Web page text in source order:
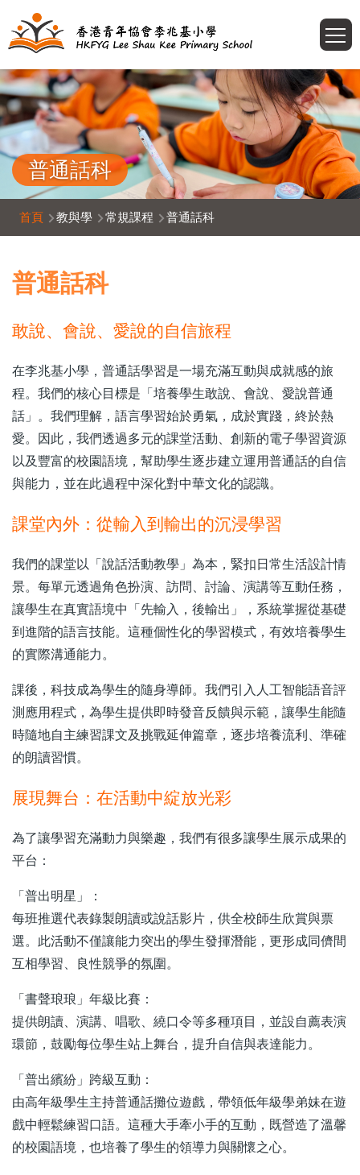
移至主內容
普通話科
導
航
連
結
首頁 教與學 常規課程 普通話科
普通話科
敢說、會說、愛說的自信旅程
在李兆基小學，普通話學習是一場充滿互動與成就感的旅
程。我們的核心目標是「培養學生敢說、會說、愛說普通
話」。我們理解，語言學習始於勇氣，成於實踐，終於熱
愛。因此，我們透過多元的課堂活動、創新的電子學習資源
以及豐富的校園語境，幫助學生逐步建立運用普通話的自信
與能力，並在此過程中深化對中華文化的認識。
課堂內外：從輸入到輸出的沉浸學習
我們的課堂以「說話活動教學」為本，緊扣日常生活設計情
景。每單元透過角色扮演、訪問、討論、演講等互動任務，
讓學生在真實語境中「先輸入，後輸出」，系統掌握從基礎
到進階的語言技能。這種個性化的學習模式，有效培養學生
的實際溝通能力。
課後，科技成為學生的隨身導師。我們引入人工智能語音評
測應用程式，為學生提供即時發音反饋與示範，讓學生能隨
時隨地自主練習課文及挑戰延伸篇章，逐步培養流利、準確
的朗讀習慣。
展現舞台：在活動中綻放光彩
為了讓學習充滿動力與樂趣，我們有很多讓學生展示成果的
平台：
「普出明星」：
每班推選代表錄製朗讀或說話影片，供全校師生欣賞與票
選。此活動不僅讓能力突出的學生發揮潛能，更形成同儕間
互相學習、良性競爭的氛圍。
「書聲琅琅」年級比賽：
提供朗讀、演講、唱歌、繞口令等多種項目，並設自薦表演
環節，鼓勵每位學生站上舞台，提升自信與表達能力。
「普出繽紛」跨級互動：
由高年級學生主持普通話攤位遊戲，帶領低年級學弟妹在遊
戲中輕鬆練習口語。這種大手牽小手的互動，既營造了溫馨
的校園語境，也培養了學生的領導力與關懷之心。